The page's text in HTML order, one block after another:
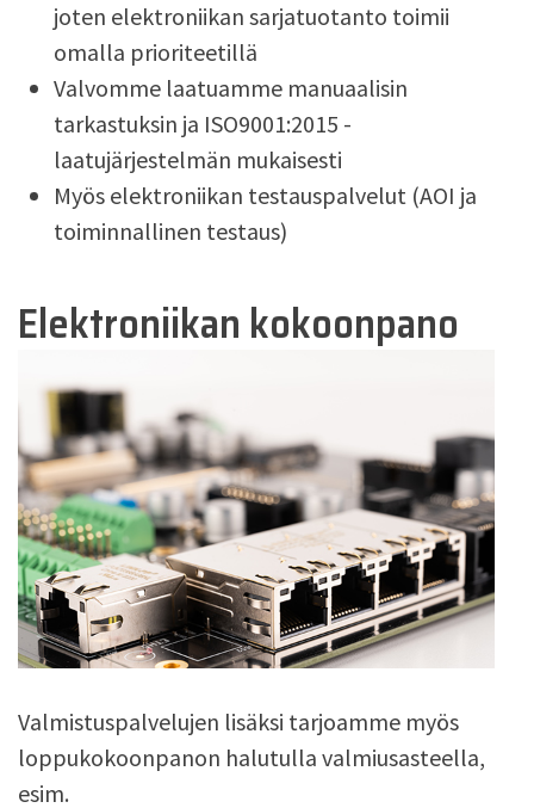
joten elektroniikan sarjatuotanto toimii
omalla prioriteetillä
Valvomme laatuamme manuaalisin
tarkastuksin ja ISO9001:2015 -
laatujärjestelmän mukaisesti
Myös elektroniikan testauspalvelut (AOI ja
toiminnallinen testaus)
Elektroniikan kokoonpano
Valmistuspalvelujen lisäksi tarjoamme myös
loppukokoonpanon halutulla valmiusasteella,
esim.